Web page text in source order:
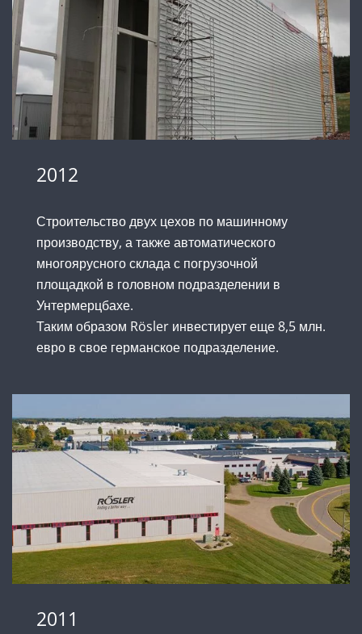
2012
Строительство двух цехов по машинному
производству, а также автоматического
многоярусного склада с погрузочной
площадкой в головном подразделении в
Унтермерцбахе.
Таким образом Rösler инвестирует еще 8,5 млн.
евро в свое германское подразделение.
2011